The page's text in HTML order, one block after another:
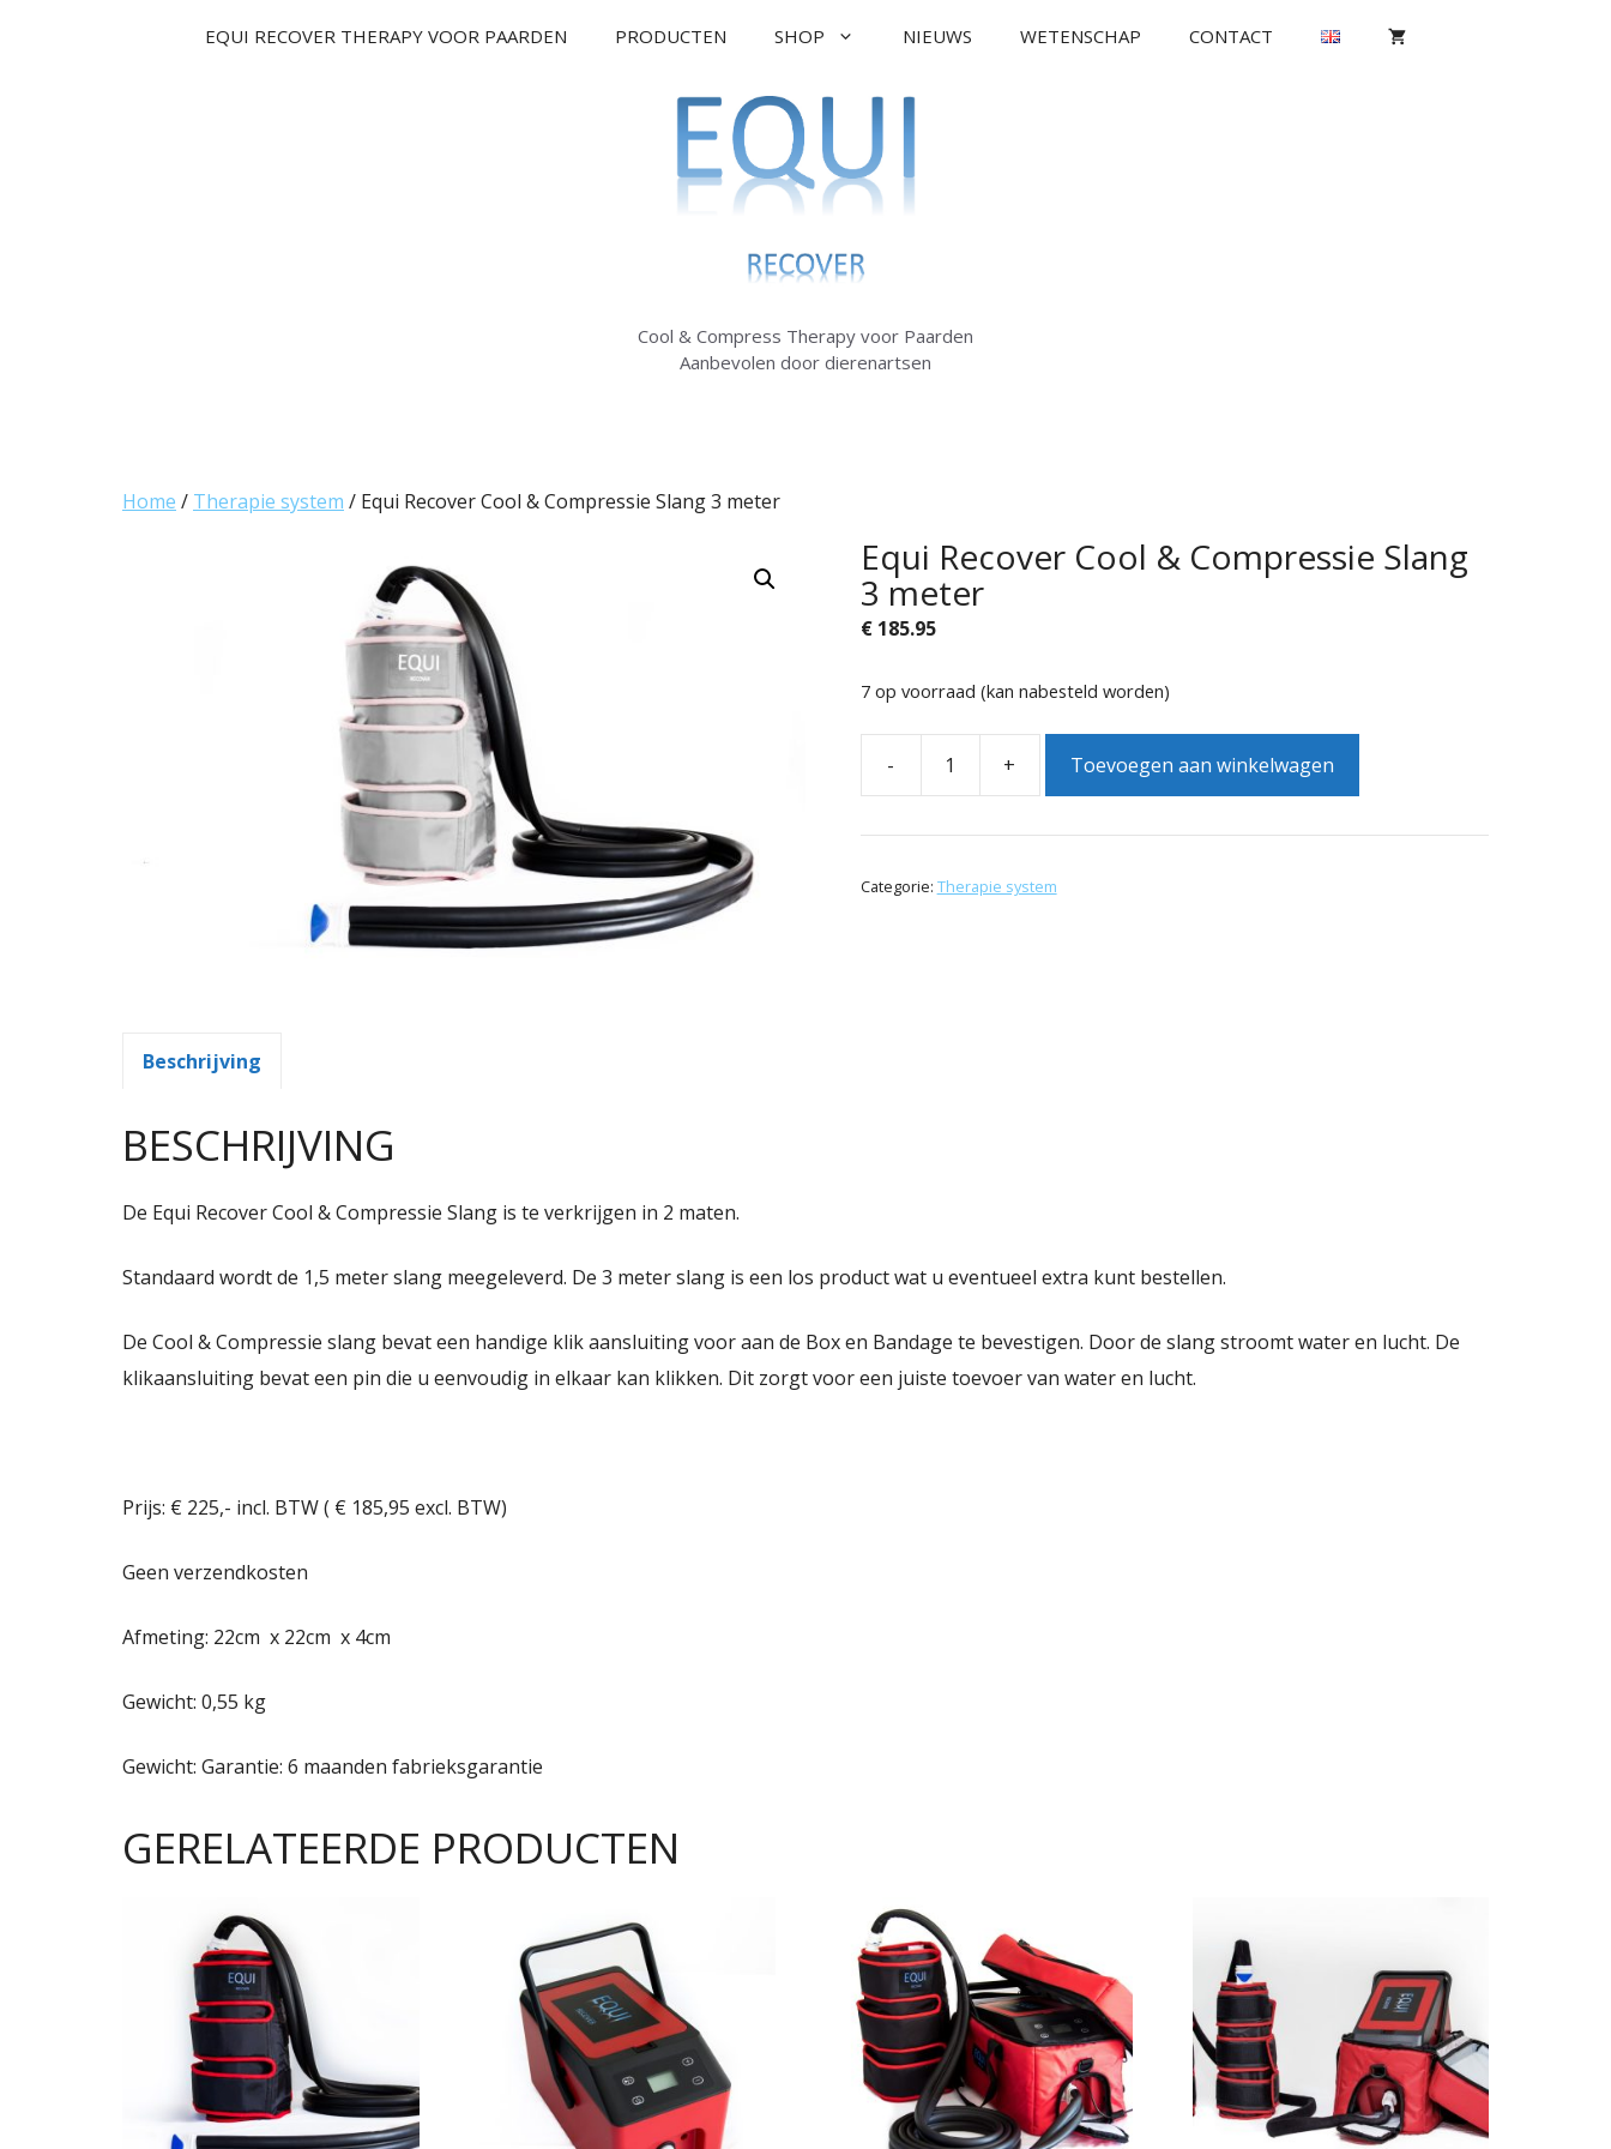
EQUI RECOVER THERAPY VOOR PAARDEN PRODUCTEN SHOP NIEUWS WETENSCHAP CONTACT
Cool & Compress Therapy voor Paarden
Aanbevolen door dierenartsen
Home / Therapie system / Equi Recover Cool & Compressie Slang 3 meter
Equi Recover Cool & Compressie Slang
3 meter
€185.95
7 op voorraad (kan nabesteld worden)
-
&
+ Toevoegen aan winkelwagen
Categorie: Therapie system
Beschrijving
BESCHRIJVING
De Equi Recover Cool & Compressie Slang is te verkrijgen in 2 maten.
Standaard wordt de 1,5 meter slang meegeleverd. De 3 meter slang is een los product wat u eventueel extra kunt bestellen.
De Cool & Compressie slang bevat een handige klik aansluiting voor aan de Box en Bandage te bevestigen. Door de slang stroomt water en lucht. De
klikaansluiting bevat een pin die u eenvoudig in elkaar kan klikken. Dit zorgt voor een juiste toevoer van water en lucht.
Prijs: € 225,- incl. BTW ( € 185,95 excl. BTW)
Geen verzendkosten
Afmeting: 22cm x 22cm x 4cm
Gewicht: 0,55 kg
Gewicht: Garantie: 6 maanden fabrieksgarantie
GERELATEERDE PRODUCTEN